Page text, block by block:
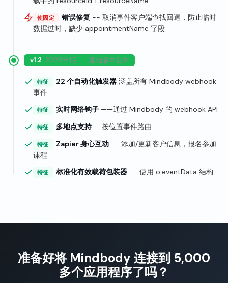
使固定 错误修复 -- 取消事件客户端查找回退，防止临时
数据过时，缺少 appointmentName 字段
v1.2 2026年1月——基础版本发布
特征 22 个自动化触发器涵盖所有 Mindbody webhook
事件
特征 实时网络钩子——通过 Mindbody 的 webhook API
特征 多地点支持--按位置事件路由
特征 Zapier 身心互动-- 添加/更新客户信息，报名参加
课程
特征 标准化有效载荷包装器-- 使用 o.eventData 结构
准备好将 Mindbody 连接到 5,000
多个应用程序了吗？